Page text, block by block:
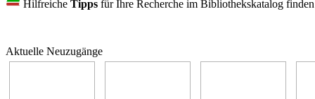
Hilfreiche Tipps für Ihre Recherche im Bibliothekskatalog
Aktuelle Neuzugänge